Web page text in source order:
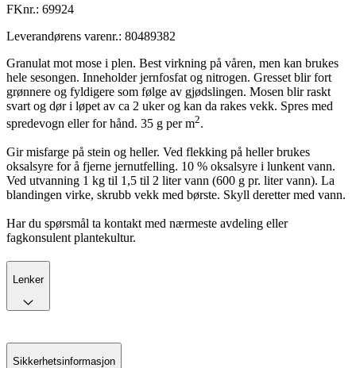
FKnr.: 69924
Leverandørens varenr.: 80489382
Granulat mot mose i plen. Best virkning på våren, men kan brukes
hele sesongen. Inneholder jernfosfat og nitrogen. Gresset blir fort
grønnere og fyldigere som følge av gjødslingen. Mosen blir raskt
svart og dør i løpet av ca 2 uker og kan da rakes vekk. Spres med
spredevogn eller for hånd. 35 g per m2.
Gir misfarge på stein og heller. Ved flekking på heller brukes
oksalsyre for å fjerne jernutfelling. 10 % oksalsyre i lunkent vann.
Ved utvanning 1 kg til 1,5 til 2 liter vann (600 g pr. liter vann). La
blandingen virke, skrubb vekk med børste. Skyll deretter med vann.
Har du spørsmål ta kontakt med nærmeste avdeling eller
fagkonsulent plantekultur.
Lenker
Sikkerhetsinformasjon